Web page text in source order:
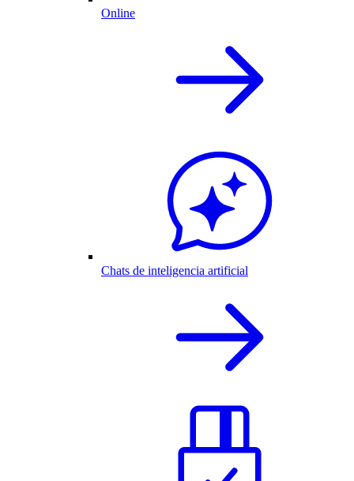
Online
Chats de inteligencia artificial